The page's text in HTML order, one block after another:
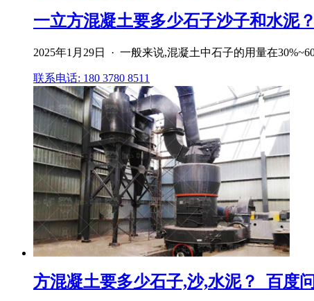
一立方混凝土要多少石子沙子和水泥
2025年1月29日 · 一般来说,混凝土中石子的用量在
联系电话: 180 3780 8511
方混凝土要多少石子,沙,水泥？_百度